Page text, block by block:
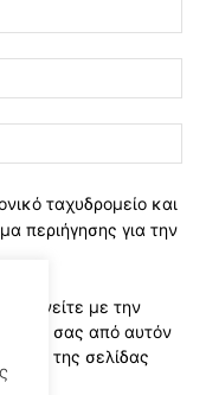
ταχυδρομείο και
περιήγησης για την
με την
σας από αυτόν
της σελίδας